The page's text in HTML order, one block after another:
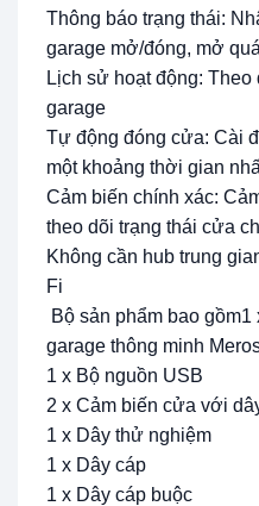
Thông báo trạng thái:
garage mở/đóng, mở
Lịch sử hoạt động:
garage
Tự động đóng cửa: Cài
một khoảng thời gian
Cảm biến chính xác:
theo dõi trạng thái cửa
Không cần hub trung
Fi​
Bộ sản phẩm bao
garage thông minh
1 x Bộ nguồn USB
2 x Cảm biến cửa với
1 x Dây thử nghiệm
1 x Dây cáp
1 x Dây cáp buộc